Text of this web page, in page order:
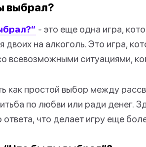
выбрал?
- это еще одна игра,
двоих на алкоголь. Это игра,
всевозможными ситуациями,
как простой выбор между
по любви или ради денег.
ответа, что делает игру еще